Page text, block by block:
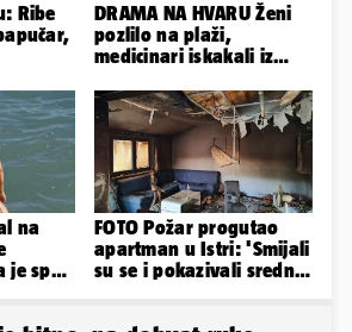
Ribe
DRAMA NA HVARU Ženi
pozlilo na plaži,
medicinari iskakali iz
na
je spas
FOTO Požar progutao
apartman u Istri: 'Smijali
su se i pokazivali srednji